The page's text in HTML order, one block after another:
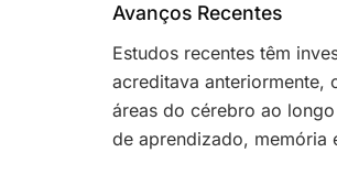
Avanços Recentes
Estudos recentes têm
acreditava anteriormente,
áreas do cérebro ao
de aprendizado, memória